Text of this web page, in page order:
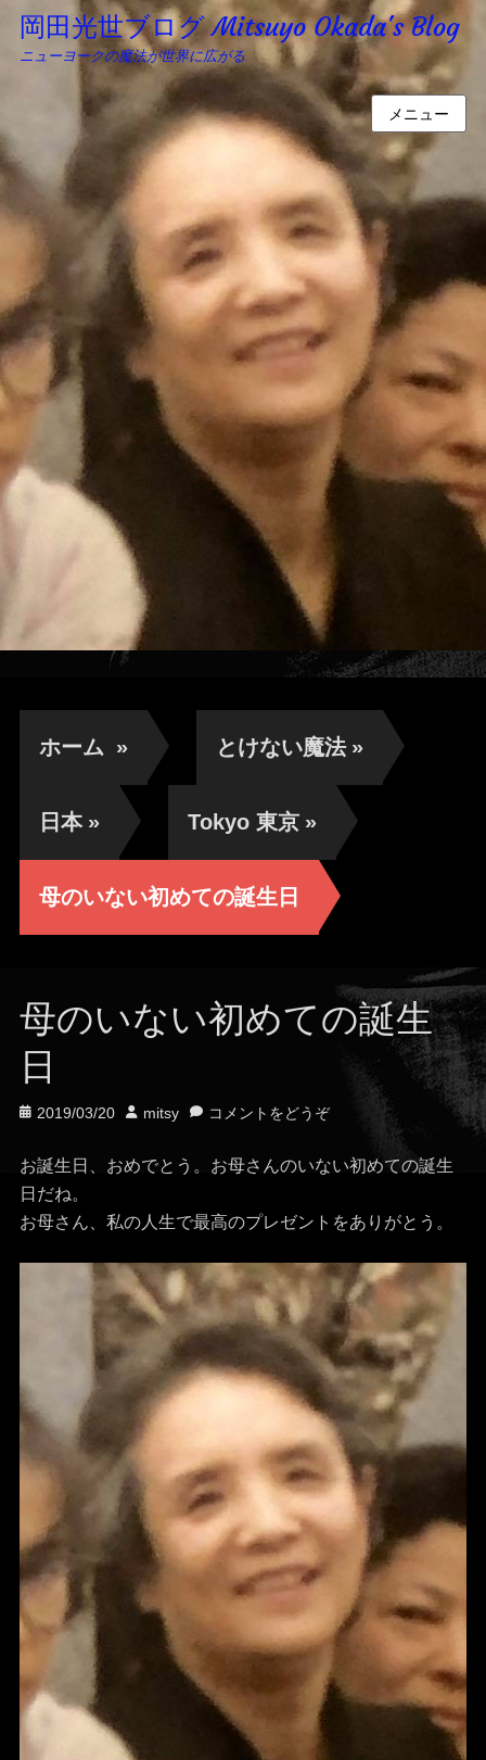
岡田光世ブログ Mitsuyo Okada's Blog
ニューヨークの魔法が世界に広がる
メニュー
ホーム » とけない魔法 »
日本 » Tokyo 東京 »
母のいない初めての誕生日
母のいない初めての誕生
日
投
日
2019/03/20
投
者
mitsy コメントをどうぞ
お誕生日、おめでとう。お母さんのいない初めての誕生
日だね。
お母さん、私の人生で最高のプレゼントをありがとう。